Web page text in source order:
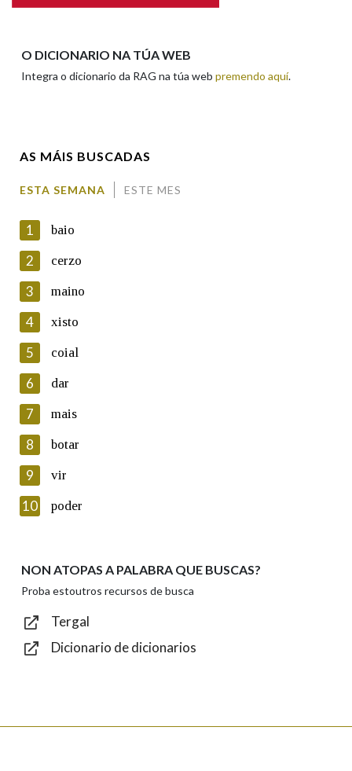
En cumprimento da normativa vixente en materia de
Protección de Datos de Carácter Persoal, a Real Academia
Galega informa a aqueles usuarios que faciliten o seu correo
electrónico, así como calquera outra información de carácter
persoal, que estes datos serán obxecto de tratamento
automatizado de carácter confidencial e incorporados aos seus
ficheiros informáticos. Así mesmo, os usuarios poderán exercer o
seu dereito de acceso, rectificación, oposición e cancelación dos
seus datos poñéndose en contacto connosco.
Lin e acepto as condicións da política de
Introduce o código que aparece na imaxe:
Texto de verificación
O DICIONARIO NA TÚA WEB
Integra o dicionario da RAG na túa web premendo aquí.
AS MÁIS BUSCADAS
ESTA SEMANA ESTE MES
1 baio
2 cerzo
3 maino
4 xisto
5 coial
6 dar
7 mais
8 botar
9 vir
10 poder
NON ATOPAS A PALABRA QUE BUSCAS?
Proba estoutros recursos de busca
Tergal
Dicionario de dicionarios